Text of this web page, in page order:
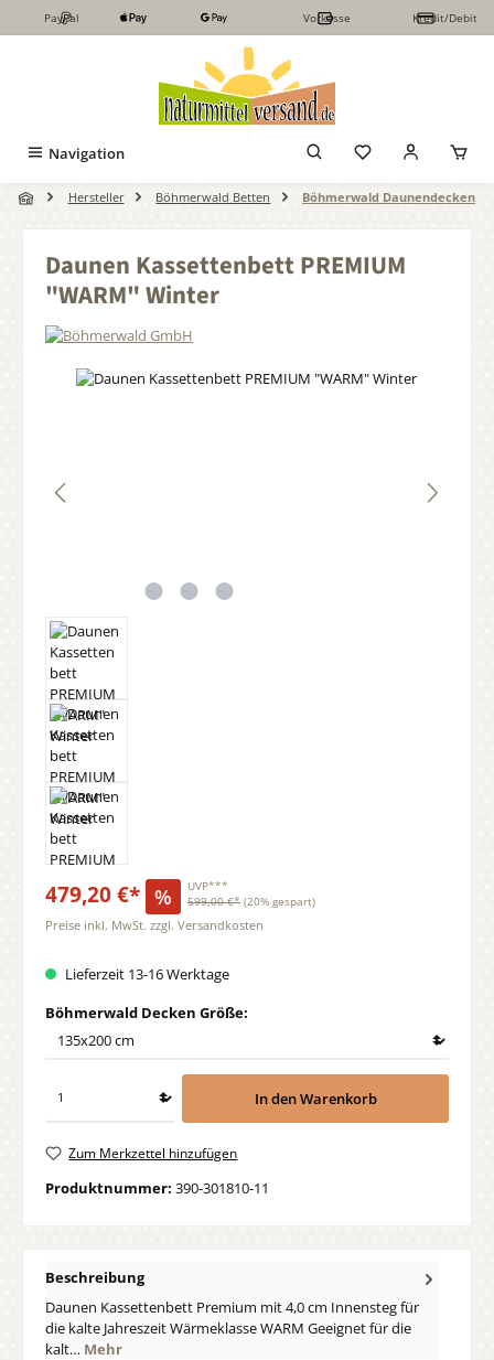
Zum Hauptinhalt springen
PayPal Vorkasse Kredit/Debit
Navigation
Hersteller Böhmerwald Betten Böhmerwald Daunendecken
Daunen Kassettenbett PREMIUM
"WARM" Winter
Bildergalerie überspringen
479,20 €* %
UVP***
599,00 €* (20% gespart)
Preise inkl. MwSt. zzgl. Versandkosten
Lieferzeit 13-16 Werktage
Böhmerwald Decken Größe:
In den Warenkorb
Zum Merkzettel hinzufügen
Produktnummer: 390-301810-11
Beschreibung
Daunen Kassettenbett Premium mit 4,0 cm Innensteg für
die kalte Jahreszeit Wärmeklasse WARM Geeignet für die
kalt… Mehr